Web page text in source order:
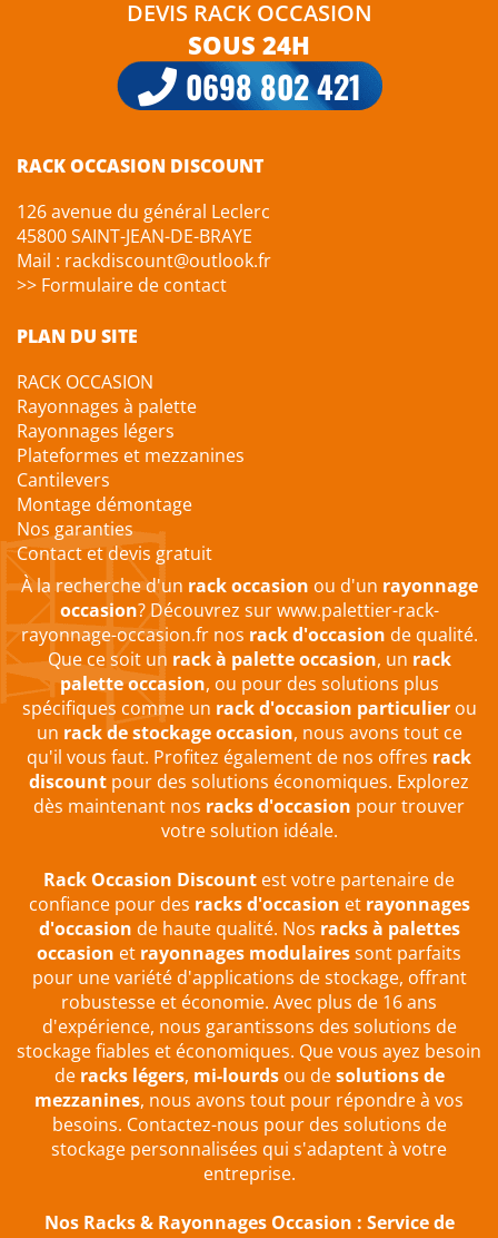
DEVIS RACK OCCASION
SOUS 24H
0698 802 421
RACK OCCASION DISCOUNT
126 avenue du général Leclerc
45800 SAINT-JEAN-DE-BRAYE
Mail : rackdiscount@outlook.fr
>> Formulaire de contact
PLAN DU SITE
RACK OCCASION
Rayonnages à palette
Rayonnages légers
Plateformes et mezzanines
Cantilevers
Montage démontage
Nos garanties
Contact et devis gratuit
À la recherche d'un rack occasion ou d'un rayonnage
occasion? Découvrez surwww.palettier-rack-
rayonnage-occasion.frnos rack d'occasion de qualité.
Que ce soit un rack à palette occasion, un rack
palette occasion, ou pour des solutions plus
spécifiques comme un rack d'occasion particulierou
un rack de stockage occasion, nous avons tout ce
qu'il vous faut. Profitez également de nos offres rack
discount pour des solutions économiques. Explorez
dès maintenant nos racks d'occasion pour trouver
votre solution idéale.
Rack Occasion Discount est votre partenaire de
confiance pour des racks d'occasion et rayonnages
d'occasion de haute qualité. Nos racks à palettes
occasion et rayonnages modulairessont parfaits
pour une variété d'applications de stockage, offrant
robustesse et économie. Avec plus de 16 ans
d'expérience, nous garantissons des solutions de
stockage fiables et économiques. Que vous ayez besoin
de racks légers, mi-lourdsou desolutions de
mezzanines, nous avons tout pour répondre à vos
besoins. Contactez-nous pour des solutions de
stockage personnalisées qui s'adaptent à votre
entreprise.
Nos Racks & Rayonnages Occasion : Service de